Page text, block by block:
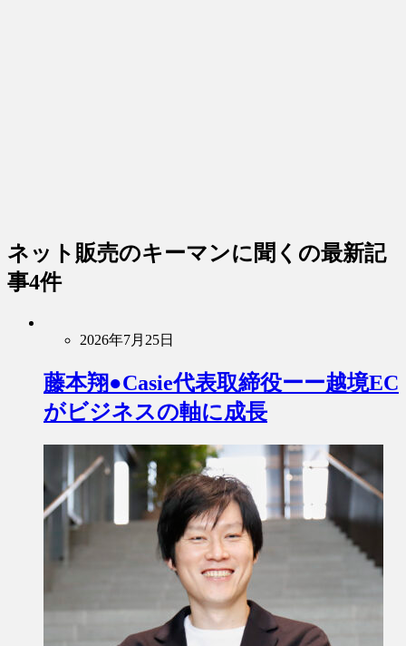
ネット販売のキーマンに聞く の最新記
事4件
2026年7月25日
藤本翔●Casie代表取締役ーー越境EC
がビジネスの軸に成長